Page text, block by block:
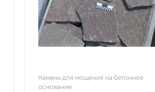
Камень для мощения на бетонное
основание